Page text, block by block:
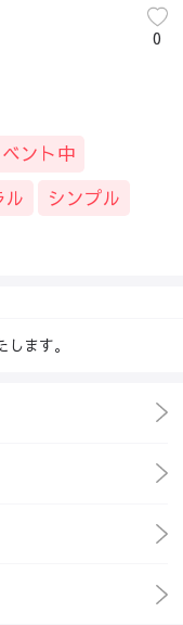
0
ント中
ル
シンプル
ます。